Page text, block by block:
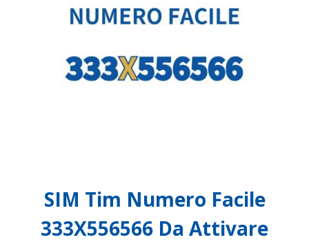
SIM Tim Numero Facile
333X556566 Da Attivare